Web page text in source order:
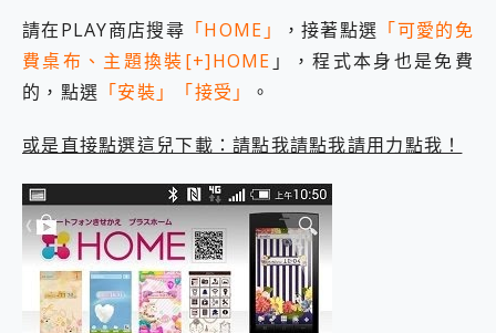
Locawhere AnyTo 寶可夢飛人 AnyTo 不出門也可以飛遍全世界
小體積 40000mAh 超大容量 一次充5個設備 充好充滿 CUKTECH 酷態科 300W 微型充電站 開箱 評測
磁碟系統大風吹 有了 磁碟管理程式 EaseUS Partition Master 就是這麼簡單
Xiaomi 14 Ultra 開箱 評測~ 有深度的 Leica 影像旗艦手機! 加碼小旗艦 Xiaomi 14 開箱 評測
MSI Claw 掌機專屬配件包 來囉 完美保護 MSI Claw A1M-026TW 電競掌機
人像旗艦 vivo V30 系列 開箱 評測! 首搭蔡司光學鏡頭、攝影棚級柔光環、拍攝功能最好玩的美拍神機 vivo V30 Pro
多個願望一次滿足 超強散熱 微星 MSI Claw A1M-026TW 電競掌機 開箱 評測
近八千元的 Soundcore Liberty 5 Pro Max，有螢幕的耳機會是智商稅嗎?
請在PLAY商店搜尋 「HOME」 ，接著點選 「可愛的免
費桌布、主題換裝[+]HOME 」，程式本身也是免費
的，點選 「安裝」「接受」 。
或是直接點選這兒下載：請點我請點我請用力點我！